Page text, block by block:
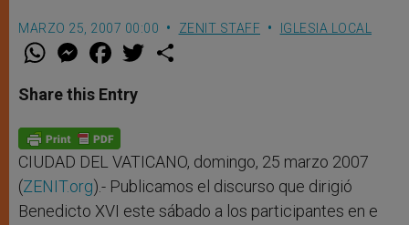
MARZO 25, 2007 00:00 ZENIT STAFF IGLESIA LOCAL
W
t
s
p
p
M
e
s
e
g
e
r
F
a
e
b
o
k
w
Share this Entry
CIUDAD DEL VATICANO, domingo, 25 marzo 2007
(ZENIT.org).- Publicamos el discurso que dirigió
Benedicto XVI este sábado a los participantes en e